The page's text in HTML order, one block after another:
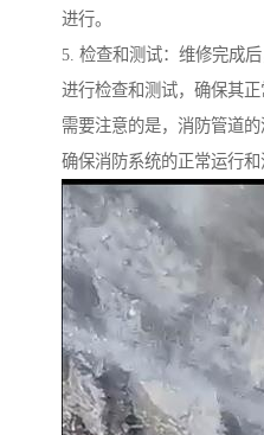
进行。
5. 检查和测试：维修完成
进行检查和测试，确保其正
需要注意的是，消防管道
确保消防系统的正常运行和